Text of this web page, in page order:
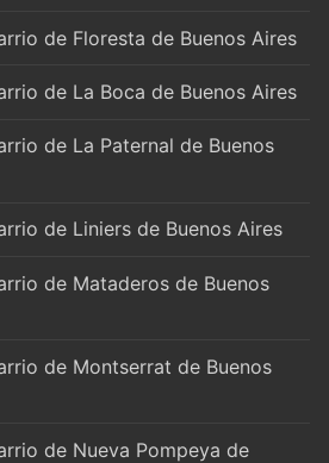
de Floresta de Buenos Aires
de La Boca de Buenos Aires
de La Paternal de Buenos
de Liniers de Buenos Aires
de Mataderos de Buenos
de Montserrat de Buenos
de Nueva Pompeya de